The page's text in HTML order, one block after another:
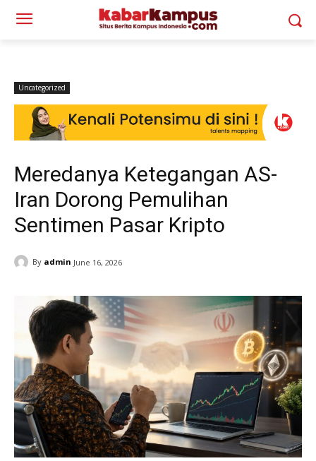
Uncategorized
Meredanya Ketegangan AS-
Iran Dorong Pemulihan
Sentimen Pasar Kripto
By admin June 16, 2026